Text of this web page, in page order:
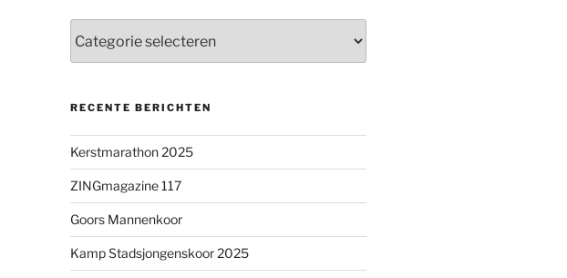
RECENTE BERICHTEN
Kerstmarathon 2025
ZINGmagazine 117
Goors Mannenkoor
Kamp Stadsjongenskoor 2025